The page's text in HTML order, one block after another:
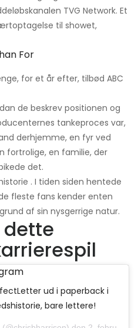
TVG Network. Et
til showet,
For
​​for et år efter, tilbød ABC
de beskrev positionen og
tankeproces var,
derhjemme, en fyr ved
fortrolige, en familie, der
det.
. I tiden siden hentede
fleste fans kender enten
af sin nysgerrige natur.
dette
ud i paperback i
bare lettere!